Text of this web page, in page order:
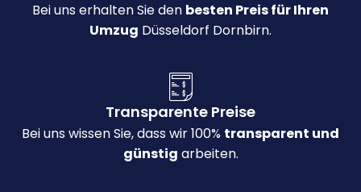
Bei uns erhalten Sie den besten Preis für Ihren
Umzug Düsseldorf Dornbirn.
Transparente Preise
Bei uns wissen Sie, dass wir 100% transparent und
günstig arbeiten.